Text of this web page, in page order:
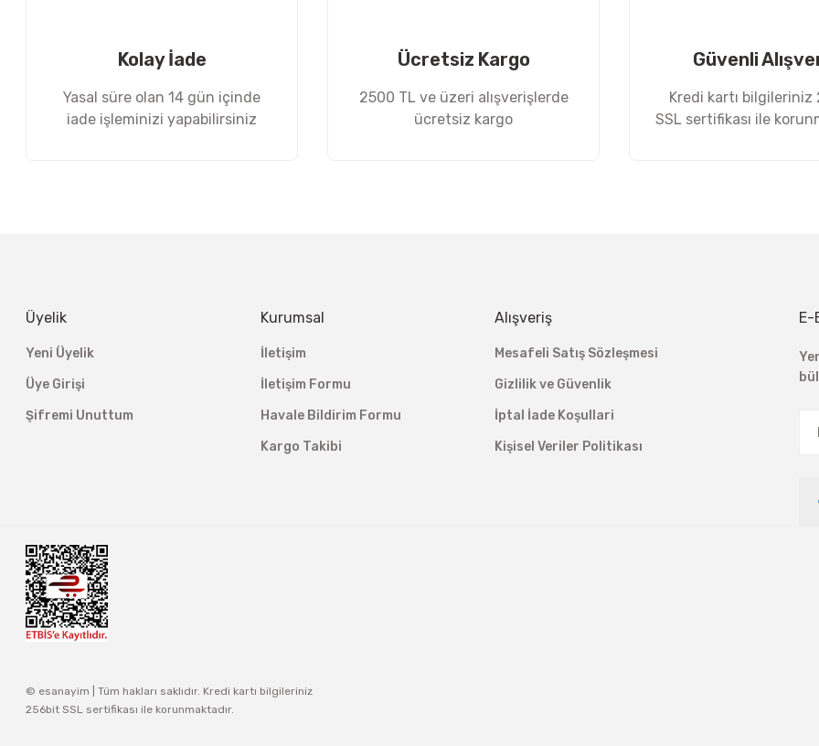
Kolay İade
Yasal süre olan 14 gün içinde
iade işleminizi yapabilirsiniz
Ücretsiz Kargo
2500 TL ve üzeri alışverişlerde
ücretsiz kargo
Güvenli
Kredi kartı bilgileriniz
SSL sertifikası ile
Üyelik
Yeni Üyelik
Üye Girişi
Şifremi Unuttum
Kurumsal
İletişim
İletişim Formu
Havale Bildirim Formu
Kargo Takibi
Alışveriş
Mesafeli Satış Sözleşmesi
Gizlilik ve Güvenlik
İptal İade Koşullari
Kişisel Veriler Politikası
E-
© esanayim | Tüm hakları saklıdır. Kredi kartı bilgileriniz
256bit SSL sertifikası ile korunmaktadır.